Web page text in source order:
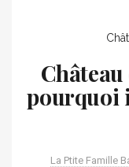
pourquoi
La Ptite Famille